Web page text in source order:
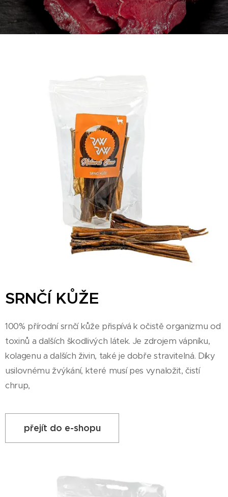
SRNČÍ KŮŽE
100% přírodní srnčí kůže přispívá k očistě organizmu od
toxinů a dalších škodlivých látek. Je zdrojem vápníku,
kolagenu a dalších živin, také je dobře stravitelná. Díky
usilovnému žvýkání, které musí pes vynaložit, čistí
chrup,
přejít do e-shopu